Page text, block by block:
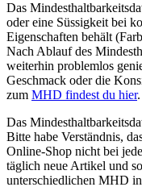
Das
oder eine Süssigkeit bei
Eigenschaften behält
Nach Ablauf des
weiterhin problemlos
Geschmack oder die
zum MHD findest du hier.
Das
Bitte habe Verständnis,
Online-Shop nicht bei
täglich neue Artikel und
unterschiedlichen MHD